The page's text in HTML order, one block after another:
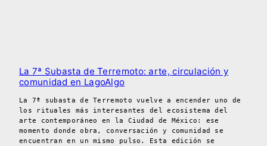
La 7ª Subasta de Terremoto: arte, circulación y
comunidad en LagoAlgo
La 7ª subasta de Terremoto vuelve a encender uno de
los rituales más interesantes del ecosistema del
arte contemporáneo en la Ciudad de México: ese
momento donde obra, conversación y comunidad se
encuentran en un mismo pulso. Esta edición se